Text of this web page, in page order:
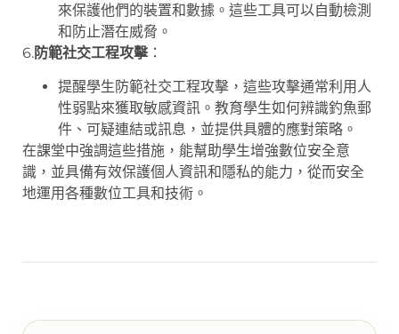
來保護他們的裝置和數據。這些工具可以自動檢測
和防止潛在威脅。
6.防範社交工程攻擊：
提醒學生防範社交工程攻擊，這些攻擊通常利用人
性弱點來獲取敏感資訊。教育學生如何辨識釣魚郵
件、可疑連結或訊息，並提供具體的應對策略。
在課堂中強調這些措施，能幫助學生增強數位安全意
識，並具備有效保護個人資訊和隱私的能力，從而安全
地運用各種數位工具和技術。